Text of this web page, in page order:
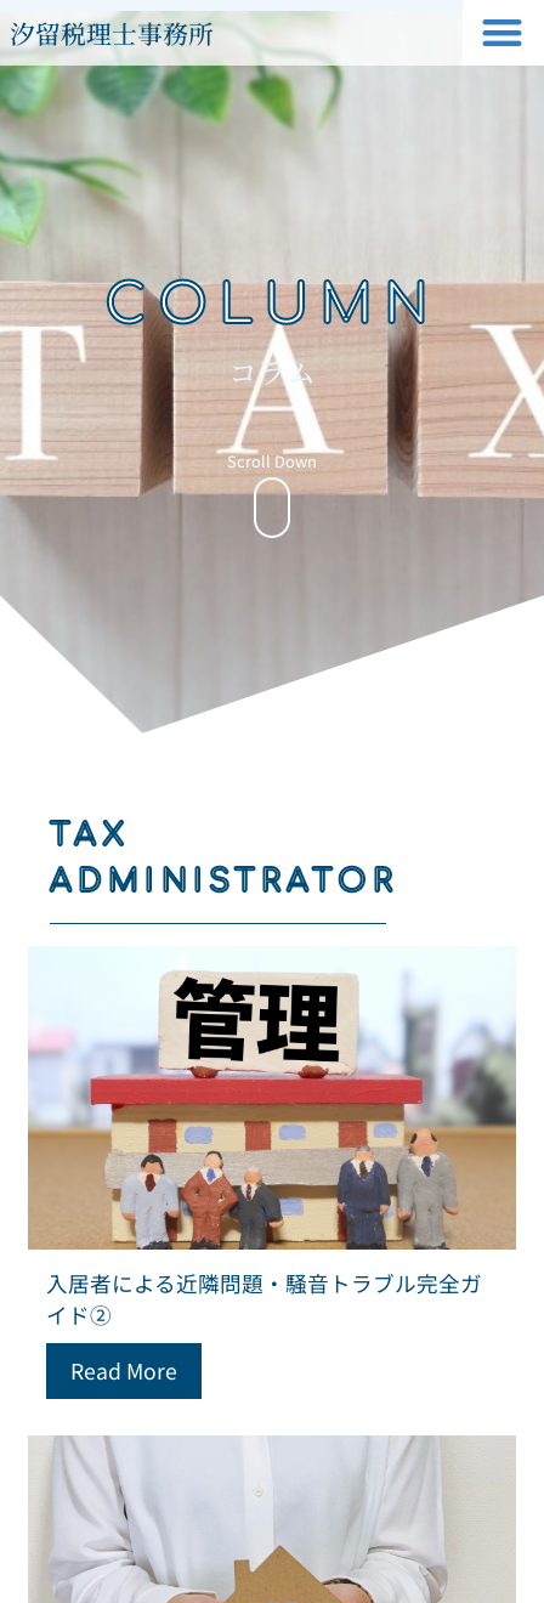
汐留税理士事務所
COLUMN
コラム
Scroll Down
TAX
ADMINISTRATOR
入居者による近隣問題・騒音トラブル完全ガ
イド②
Read More